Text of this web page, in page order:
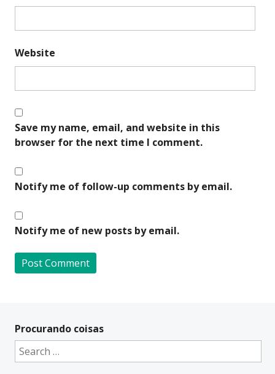
Website
Save my name, email, and website in this
browser for the next time I comment.
Notify me of follow-up comments by email.
Notify me of new posts by email.
t
e
Procurando coisas
Search
for: